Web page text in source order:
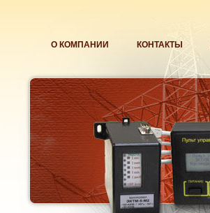
О КОМПАНИИ КОНТАКТЫ